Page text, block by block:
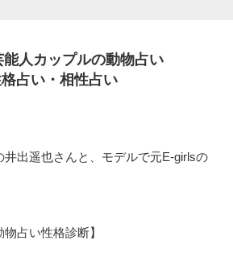
人カップルの動物占い
占い・相性占い
井出遥也さんと、モデルで元E-girlsの
物占い性格診断】